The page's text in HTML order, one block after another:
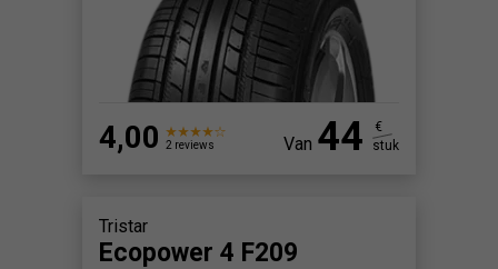
4,00 2 reviews Van 44
€
stuk
Tristar
Ecopower 4 F209